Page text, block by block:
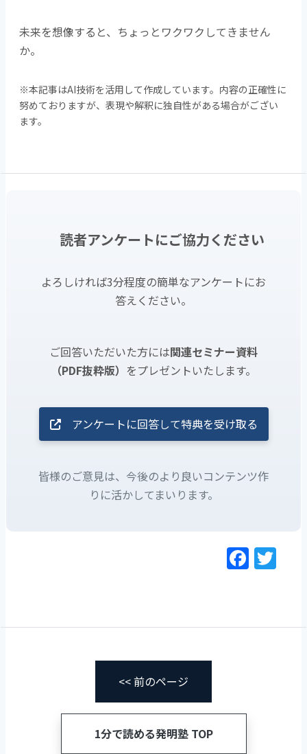
未来を想像すると、ちょっとワクワクしてきません
か。
※本記事はAI技術を活用して作成しています。内容の正確性に
努めておりますが、表現や解釈に独自性がある場合がござい
ます。
読者アンケートにご協力ください
よろしければ3分程度の簡単なアンケートにお
答えください。
ご回答いただいた方には関連セミナー資料
（PDF抜粋版） をプレゼントいたします。
アンケートに回答して特典を受け取る
皆様のご意見は、今後のより良いコンテンツ作
りに活かしてまいります。
F
a
eer
<< 前のページ
1分で読める発明塾 TOP